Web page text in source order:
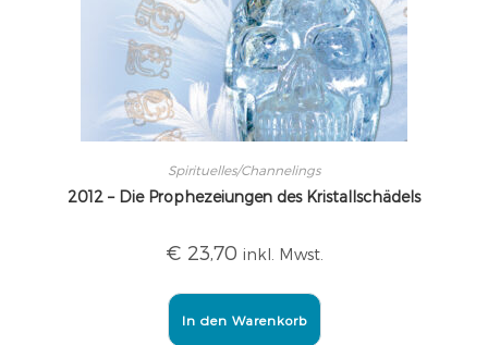
Spirituelles/Channelings
2012 – Die Prophezeiungen des Kristallschädels
€ 23,70 inkl. Mwst.
In den Warenkorb